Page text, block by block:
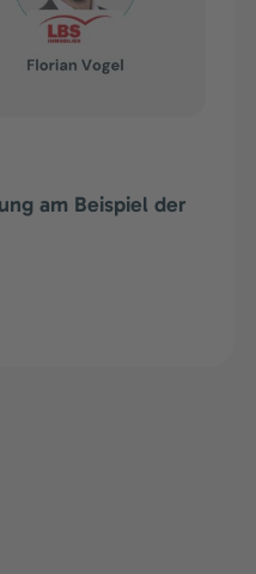
am Beispiel der